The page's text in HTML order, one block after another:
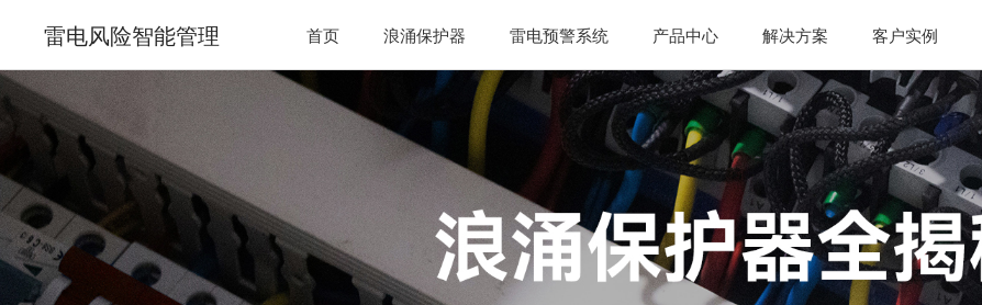
雷电风险智能管理 首页 浪涌保护器 雷电预警系统 产品中心 解决方案 客户实例